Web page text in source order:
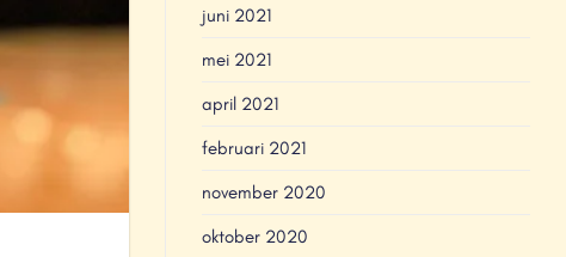
juni 2021
mei 2021
april 2021
februari 2021
november 2020
oktober 2020